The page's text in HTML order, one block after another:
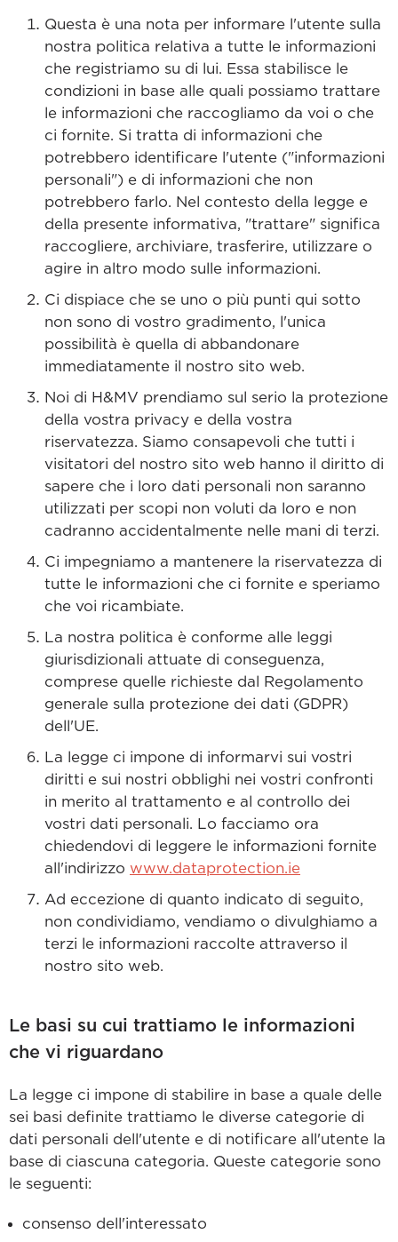
Questa è una nota per informare l'utente sulla
nostra politica relativa a tutte le informazioni
che registriamo su di lui. Essa stabilisce le
condizioni in base alle quali possiamo trattare
le informazioni che raccogliamo da voi o che
ci fornite. Si tratta di informazioni che
potrebbero identificare l'utente ("informazioni
personali") e di informazioni che non
potrebbero farlo. Nel contesto della legge e
della presente informativa, "trattare" significa
raccogliere, archiviare, trasferire, utilizzare o
agire in altro modo sulle informazioni.
Ci dispiace che se uno o più punti qui sotto
non sono di vostro gradimento, l'unica
possibilità è quella di abbandonare
immediatamente il nostro sito web.
Noi di H&MV prendiamo sul serio la protezione
della vostra privacy e della vostra
riservatezza. Siamo consapevoli che tutti i
visitatori del nostro sito web hanno il diritto di
sapere che i loro dati personali non saranno
utilizzati per scopi non voluti da loro e non
cadranno accidentalmente nelle mani di terzi.
Ci impegniamo a mantenere la riservatezza di
tutte le informazioni che ci fornite e speriamo
che voi ricambiate.
La nostra politica è conforme alle leggi
giurisdizionali attuate di conseguenza,
comprese quelle richieste dal Regolamento
generale sulla protezione dei dati (GDPR)
dell'UE.
La legge ci impone di informarvi sui vostri
diritti e sui nostri obblighi nei vostri confronti
in merito al trattamento e al controllo dei
vostri dati personali. Lo facciamo ora
chiedendovi di leggere le informazioni fornite
all'indirizzo www.dataprotection.ie
Ad eccezione di quanto indicato di seguito,
non condividiamo, vendiamo o divulghiamo a
terzi le informazioni raccolte attraverso il
nostro sito web.
Le basi su cui trattiamo le informazioni
che vi riguardano
La legge ci impone di stabilire in base a quale delle
sei basi definite trattiamo le diverse categorie di
dati personali dell'utente e di notificare all'utente la
base di ciascuna categoria. Queste categorie sono
le seguenti:
consenso dell'interessato